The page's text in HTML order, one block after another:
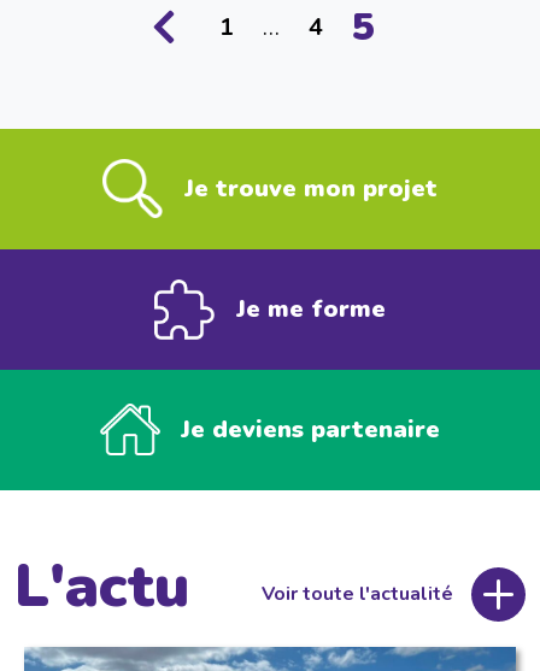
1 … 4 5
Je trouve mon projet
Je me forme
Je deviens partenaire
L'actu Voir toute l'actualité